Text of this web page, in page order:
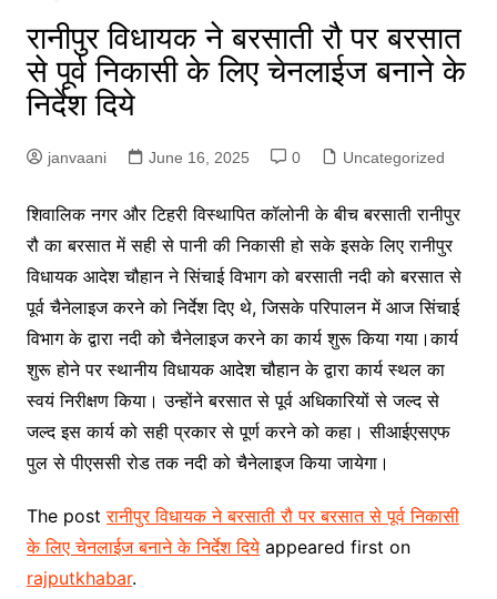
रानीपुर विधायक ने बरसाती रौ पर बरसात
से पूर्व निकासी के लिए चेनलाईज बनाने के
निर्देश दिये
janvaani June 16, 2025 0 Uncategorized
शिवालिक नगर और टिहरी विस्थापित कॉलोनी के बीच बरसाती रानीपुर
रौ का बरसात में सही से पानी की निकासी हो सके इसके लिए रानीपुर
विधायक आदेश चौहान ने सिंचाई विभाग को बरसाती नदी को बरसात से
पूर्व चैनेलाइज करने को निर्देश दिए थे, जिसके परिपालन में आज सिंचाई
विभाग के द्वारा नदी को चैनेलाइज करने का कार्य शुरू किया गया।कार्य
शुरू होने पर स्थानीय विधायक आदेश चौहान के द्वारा कार्य स्थल का
स्वयं निरीक्षण किया। उन्होंने बरसात से पूर्व अधिकारियों से जल्द से
जल्द इस कार्य को सही प्रकार से पूर्ण करने को कहा। सीआईएसएफ
पुल से पीएससी रोड तक नदी को चैनेलाइज किया जायेगा।
The postरानीपुर विधायक ने बरसाती रौ पर बरसात से पूर्व निकासी
के लिए चेनलाईज बनाने के निर्देश दियेappeared first on
rajputkhabar.